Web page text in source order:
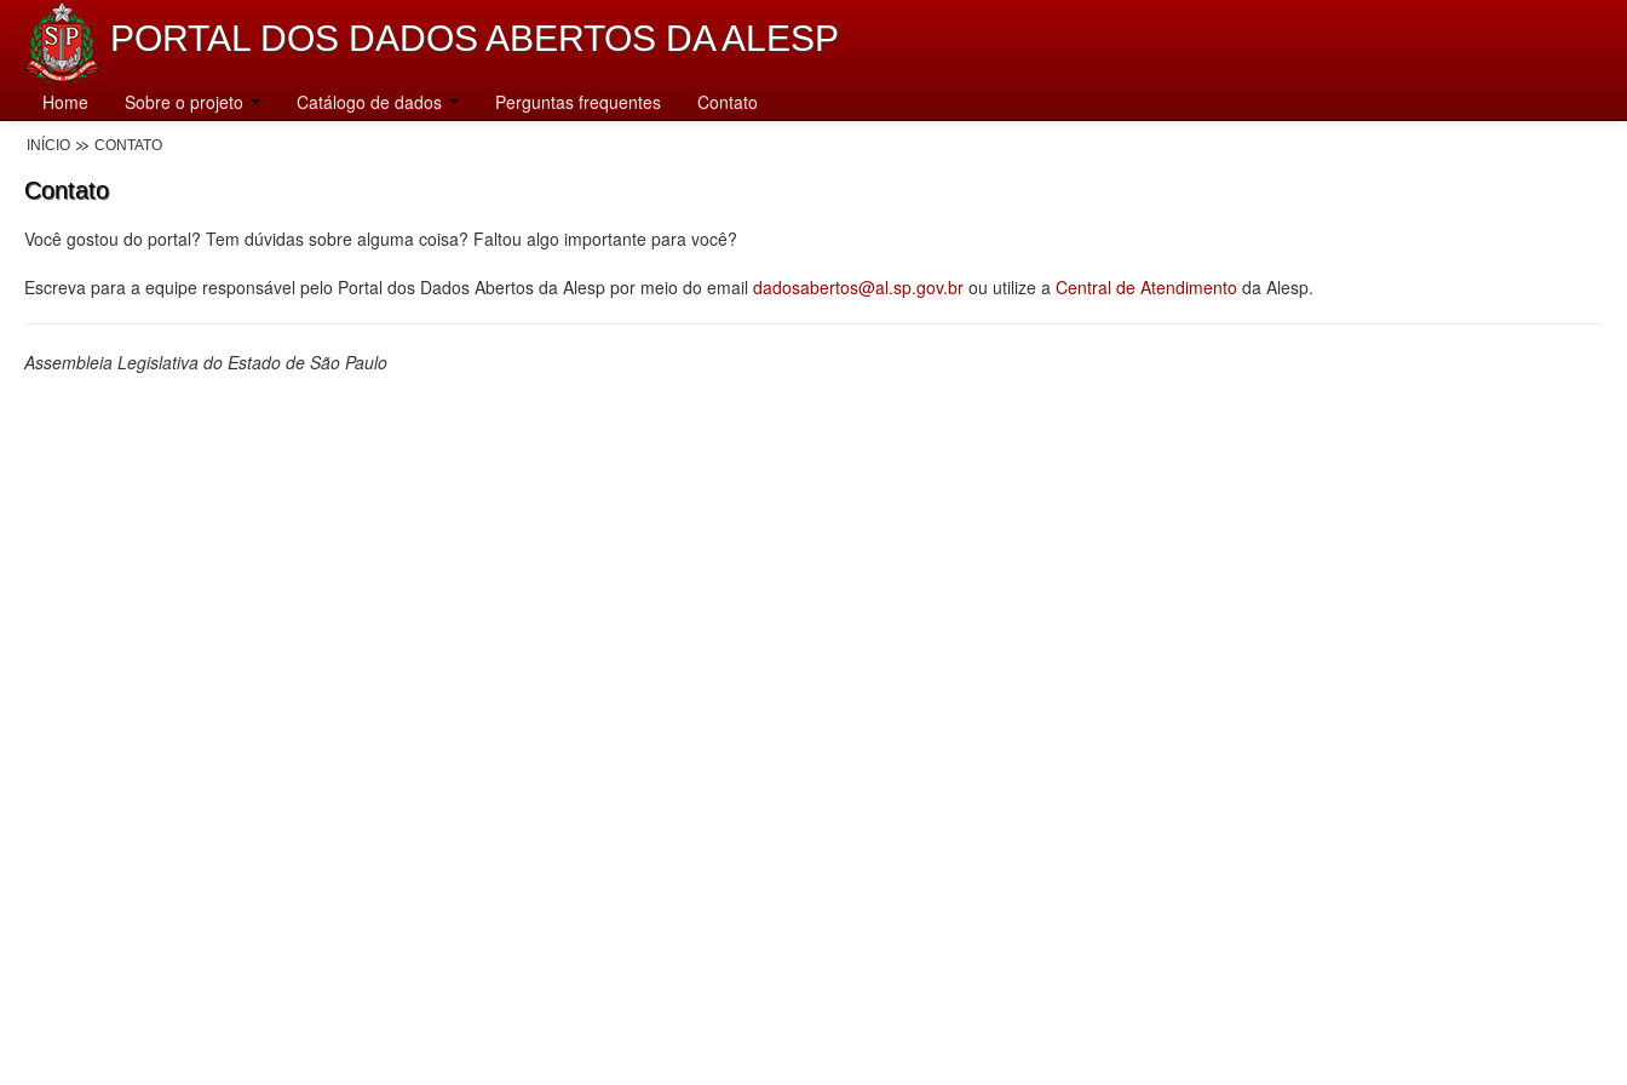
PORTAL DOS DADOS ABERTOS DA ALESP
Home Sobre o projeto Catálogo de dados Perguntas frequentes Contato
INÍCIO CONTATO
Contato
Você gostou do portal? Tem dúvidas sobre alguma coisa? Faltou algo importante para você?
Escreva para a equipe responsável pelo Portal dos Dados Abertos da Alesp por meio do email dadosabertos@al.sp.gov.br ou utilize a Central de Atendimento da Alesp.
Assembleia Legislativa do Estado de São Paulo